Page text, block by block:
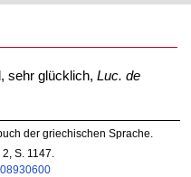
sehr glücklich, Luc. de
der griechischen Sprache.
S. 1147.